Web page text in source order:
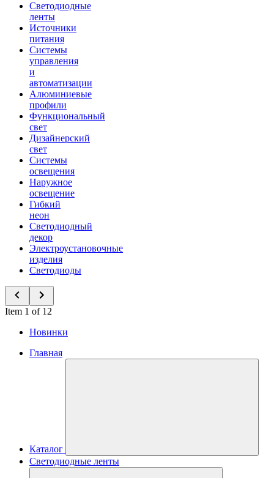
Светодиодные
ленты
Источники
питания
Системы
управления
и
автоматизации
Алюминиевые
профили
Функциональный
свет
Дизайнерский
свет
Системы
освещения
Наружное
освещение
Гибкий
неон
Светодиодный
декор
Электроустановочные
изделия
Светодиоды
Item 1 of 12
Новинки
Главная
Каталог
Светодиодные ленты